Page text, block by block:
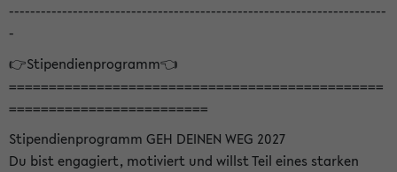
-----------------------------------------------------------------------
-
👉Stipendienprogramm👈
===============================================
=========================
Stipendienprogramm GEH DEINEN WEG 2027
Du bist engagiert, motiviert und willst Teil eines starken